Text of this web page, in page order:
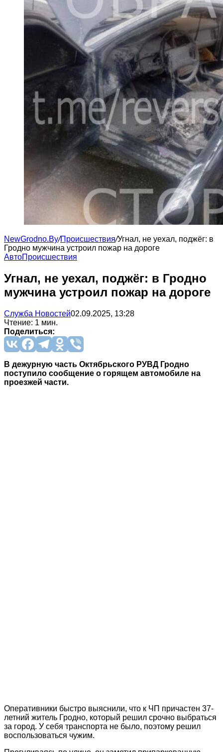
NewGrodno.By/Происшествия/Угнал, не уехал, поджёг: в
Гродно мужчина устроил пожар на дороге
АвтоПроисшествия
Угнал, не уехал, поджёг: в Гродно
мужчина устроил пожар на дороге
Служба Новостей02.09.2025, 13:28
Чтение: 1 мин.
Поделиться:
В дежурную часть Октябрьского РУВД Гродно
поступило сообщение о горящем автомобиле на
проезжей части.
Оперативники быстро выяснили, что к ЧП причастен 37-
летний житель Гродно, который решил срочно выбраться
за город. У себя транспорта не было, поэтому решил
воспользоваться чужим.